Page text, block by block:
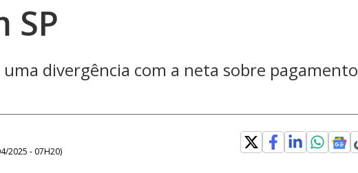
SP
divergência com a neta sobre pagamento
2025 - 07H20)